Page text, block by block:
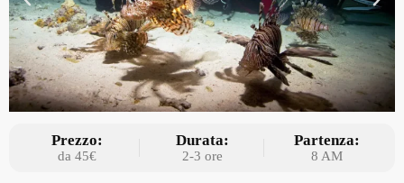
Prezzo:
da 45€
Durata:
2-3 ore
Partenza:
8 AM